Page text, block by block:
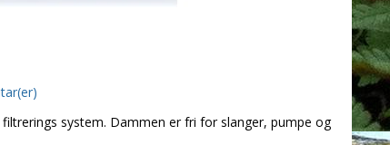
system. Dammen er fri for slanger, pumpe og